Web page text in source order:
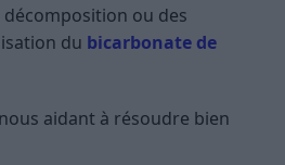
ou des
du bicarbonate de
aidant à résoudre bien